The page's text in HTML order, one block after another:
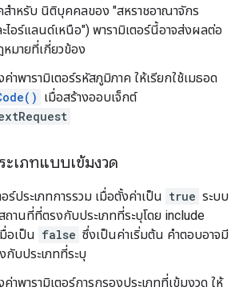
สำหรับ นิติบุคคลของ "สหราชอาณาจักร
ไอร์แลนด์เหนือ") พารามิเตอร์นี้อาจส่งผลต่อ
มายที่เกี่ยวข้อง
าพารามิเตอร์รหัสภูมิภาค ให้เรียกใช้เมธอด
เมื่อสร้างออบเจ็กต์
ะเภทแบบเข้มงวด
ร์ประเภทการรวม เมื่อตั้งค่าเป็น true ระบบ
ถานที่ที่ตรงกับประเภทที่ระบุโดย include
อเป็น false ซึ่งเป็นค่าเริ่มต้น คำตอบอาจมี
กับประเภทที่ระบุ
าพารามิเตอร์การกรองประเภทที่เข้มงวด ให้